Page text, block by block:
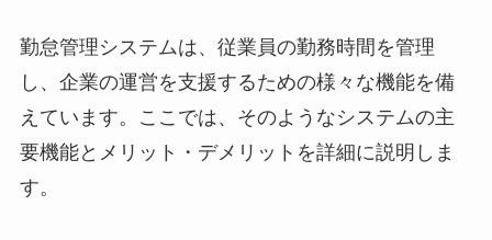
勤怠管理システムは、従業員の勤務時間を管理
し、企業の運営を支援するための様々な機能を備
えています。ここでは、そのようなシステムの主
要機能とメリット・デメリットを詳細に説明しま
す。